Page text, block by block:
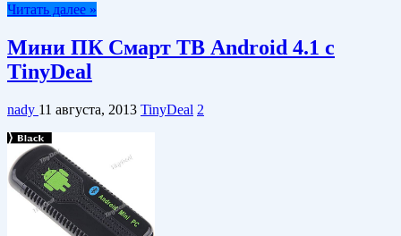
Читать далее »
Мини ПК Смарт ТВ Android 4.1 с
TinyDeal
nady 11 августа, 2013 TinyDeal 2